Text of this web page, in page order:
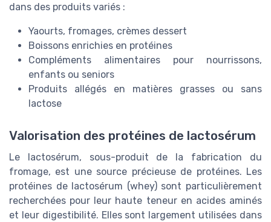
dans des produits variés :
Yaourts, fromages, crèmes dessert
Boissons enrichies en protéines
Compléments alimentaires pour nourrissons,
enfants ou seniors
Produits allégés en matières grasses ou sans
lactose
Valorisation des protéines de lactosérum
Le lactosérum, sous-produit de la fabrication du
fromage, est une source précieuse de protéines. Les
protéines de lactosérum (whey) sont particulièrement
recherchées pour leur haute teneur en acides aminés
et leur digestibilité. Elles sont largement utilisées dans